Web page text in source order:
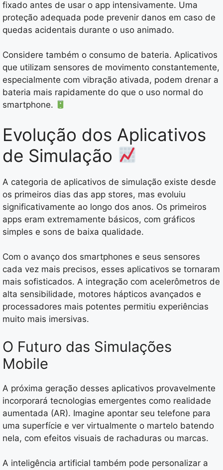
fixado antes de usar o app intensivamente. Uma
proteção adequada pode prevenir danos em caso de
quedas acidentais durante o uso animado.
Considere também o consumo de bateria. Aplicativos
que utilizam sensores de movimento constantemente,
especialmente com vibração ativada, podem drenar a
bateria mais rapidamente do que o uso normal do
smartphone.
Evolução dos Aplicativos
de Simulação
A categoria de aplicativos de simulação existe desde
os primeiros dias das app stores, mas evoluiu
significativamente ao longo dos anos. Os primeiros
apps eram extremamente básicos, com gráficos
simples e sons de baixa qualidade.
Com o avanço dos smartphones e seus sensores
cada vez mais precisos, esses aplicativos se tornaram
mais sofisticados. A integração com acelerômetros de
alta sensibilidade, motores hápticos avançados e
processadores mais potentes permitiu experiências
muito mais imersivas.
O Futuro das Simulações
Mobile
A próxima geração desses aplicativos provavelmente
incorporará tecnologias emergentes como realidade
aumentada (AR). Imagine apontar seu telefone para
uma superfície e ver virtualmente o martelo batendo
nela, com efeitos visuais de rachaduras ou marcas.
A inteligência artificial também pode personalizar a